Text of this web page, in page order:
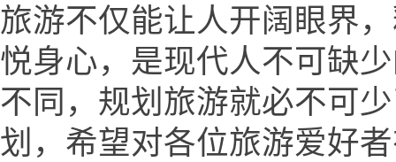
旅游不仅能让人开阔眼界
悦身心，是现代人不可缺
不同，规划旅游就必不可
划，希望对各位旅游爱好